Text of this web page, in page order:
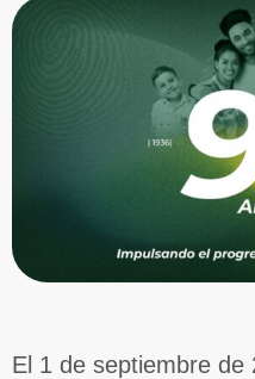
El 1 de septiembre de